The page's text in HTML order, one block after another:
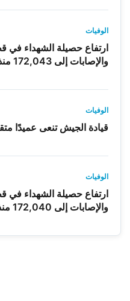
الوفيات
والإصابات إلى 172,043 منذ بدء العدوان
الوفيات
قيادة الجيش تنعى عميدًا
الوفيات
والإصابات إلى 172,040 منذ بدء العدوان